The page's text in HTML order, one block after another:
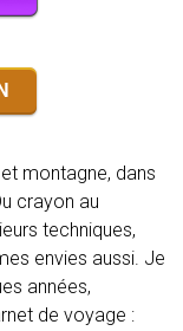
montagne, dans
crayon au
techniques,
envies aussi. Je
années,
de voyage :